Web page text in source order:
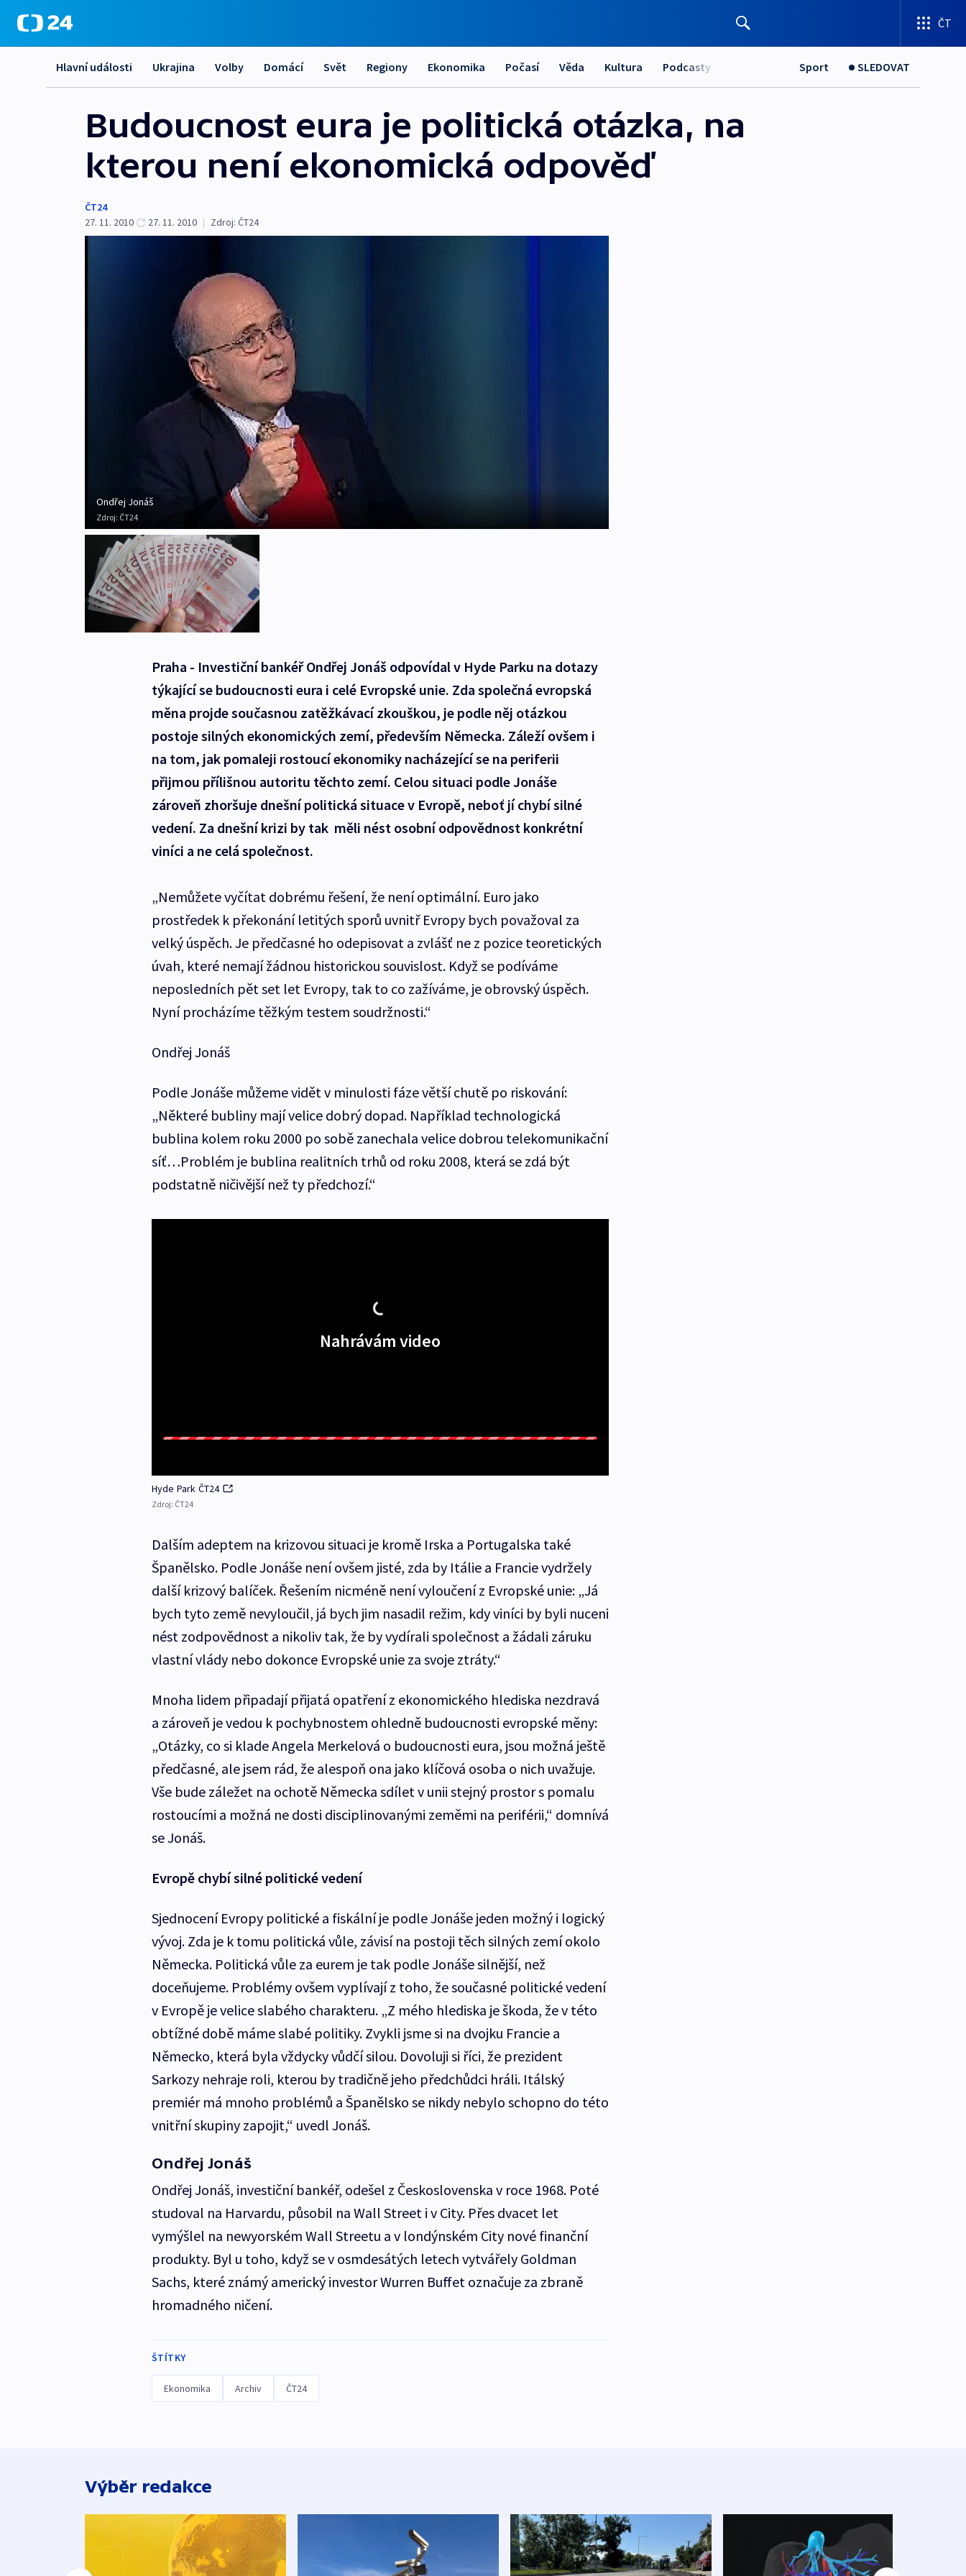
ČT
Hlavní události Ukrajina Volby Domácí Svět Regiony Ekonomika Počasí Věda Kultura Podcasty Sport SLEDOVAT
Budoucnost eura je politická otázka, na
kterou není ekonomická odpověď
ČT24
27. 11. 2010
27. 11. 2010 | Zdroj: ČT24
Ondřej Jonáš
Zdroj: ČT24
Praha - Investiční bankéř Ondřej Jonáš odpovídal v Hyde Parku na dotazy
týkající se budoucnosti eura i celé Evropské unie. Zda společná evropská
měna projde současnou zatěžkávací zkouškou, je podle něj otázkou
postoje silných ekonomických zemí, především Německa. Záleží ovšem i
na tom, jak pomaleji rostoucí ekonomiky nacházející se na periferii
přijmou přílišnou autoritu těchto zemí. Celou situaci podle Jonáše
zároveň zhoršuje dnešní politická situace v Evropě, neboť jí chybí silné
vedení. Za dnešní krizi by tak měli nést osobní odpovědnost konkrétní
viníci a ne celá společnost.
„Nemůžete vyčítat dobrému řešení, že není optimální. Euro jako
prostředek k překonání letitých sporů uvnitř Evropy bych považoval za
velký úspěch. Je předčasné ho odepisovat a zvlášť ne z pozice teoretických
úvah, které nemají žádnou historickou souvislost. Když se podíváme
neposledních pět set let Evropy, tak to co zažíváme, je obrovský úspěch.
Nyní procházíme těžkým testem soudržnosti.“
Ondřej Jonáš
Podle Jonáše můžeme vidět v minulosti fáze větší chutě po riskování:
„Některé bubliny mají velice dobrý dopad. Například technologická
bublina kolem roku 2000 po sobě zanechala velice dobrou telekomunikační
síť…Problém je bublina realitních trhů od roku 2008, která se zdá být
podstatně ničivější než ty předchozí.“
Nahrávám video
Hyde Park ČT24
Zdroj: ČT24
Dalším adeptem na krizovou situaci je kromě Irska a Portugalska také
Španělsko. Podle Jonáše není ovšem jisté, zda by Itálie a Francie vydržely
další krizový balíček. Řešením nicméně není vyloučení z Evropské unie: „Já
bych tyto země nevyloučil, já bych jim nasadil režim, kdy viníci by byli nuceni
nést zodpovědnost a nikoliv tak, že by vydírali společnost a žádali záruku
vlastní vlády nebo dokonce Evropské unie za svoje ztráty.“
Mnoha lidem připadají přijatá opatření z ekonomického hlediska nezdravá
a zároveň je vedou k pochybnostem ohledně budoucnosti evropské měny:
„Otázky, co si klade Angela Merkelová o budoucnosti eura, jsou možná ještě
předčasné, ale jsem rád, že alespoň ona jako klíčová osoba o nich uvažuje.
Vše bude záležet na ochotě Německa sdílet v unii stejný prostor s pomalu
rostoucími a možná ne dosti disciplinovanými zeměmi na periférii,“ domnívá
se Jonáš.
Evropě chybí silné politické vedení
Sjednocení Evropy politické a fiskální je podle Jonáše jeden možný i logický
vývoj. Zda je k tomu politická vůle, závisí na postoji těch silných zemí okolo
Německa. Politická vůle za eurem je tak podle Jonáše silnější, než
doceňujeme. Problémy ovšem vyplívají z toho, že současné politické vedení
v Evropě je velice slabého charakteru. „Z mého hlediska je škoda, že v této
obtížné době máme slabé politiky. Zvykli jsme si na dvojku Francie a
Německo, která byla vždycky vůdčí silou. Dovoluji si říci, že prezident
Sarkozy nehraje roli, kterou by tradičně jeho předchůdci hráli. Itálský
premiér má mnoho problémů a Španělsko se nikdy nebylo schopno do této
vnitřní skupiny zapojit,“ uvedl Jonáš.
Ondřej Jonáš
Ondřej Jonáš, investiční bankéř, odešel z Československa v roce 1968. Poté
studoval na Harvardu, působil na Wall Street i v City. Přes dvacet let
vymýšlel na newyorském Wall Streetu a v londýnském City nové finanční
produkty. Byl u toho, když se v osmdesátých letech vytvářely Goldman
Sachs, které známý americký investor Wurren Buffet označuje za zbraně
hromadného ničení.
ŠTÍTKY
Ekonomika Archiv ČT24
Výběr redakce